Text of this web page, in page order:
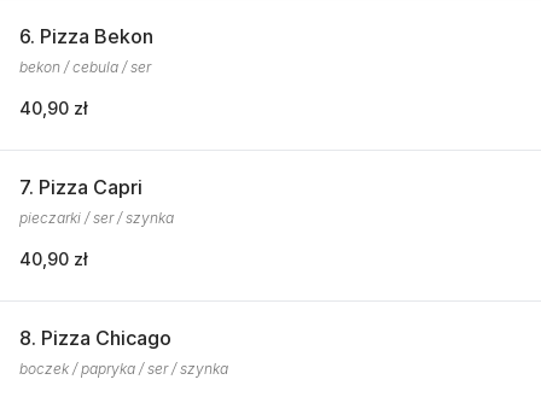
6. Pizza Bekon
bekon / cebula / ser
40,90 zł
7. Pizza Capri
pieczarki / ser / szynka
40,90 zł
8. Pizza Chicago
boczek / papryka / ser / szynka